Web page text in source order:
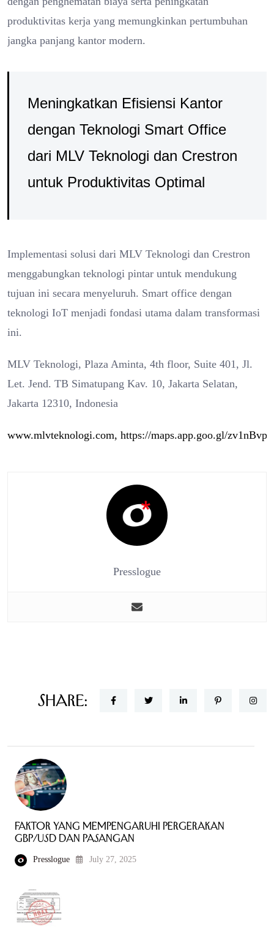
produktivitas kerja yang memungkinkan pertumbuhan
jangka panjang kantor modern.
Meningkatkan Efisiensi Kantor
dengan Teknologi Smart Office
dari MLV Teknologi dan Crestron
untuk Produktivitas Optimal
Implementasi solusi dari MLV Teknologi dan Crestron
menggabungkan teknologi pintar untuk mendukung
tujuan ini secara menyeluruh. Smart office dengan
teknologi IoT menjadi fondasi utama dalam transformasi
ini.
MLV Teknologi, Plaza Aminta, 4th floor, Suite 401, Jl.
Let. Jend. TB Simatupang Kav. 10, Jakarta Selatan,
Jakarta 12310, Indonesia
www.mlvteknologi.com, https://maps.app.goo.gl/
Presslogue
Share:
Faktor yang Mempengaruhi Pergerakan
GBP/USD dan Pasangan
Presslogue July 27, 2025